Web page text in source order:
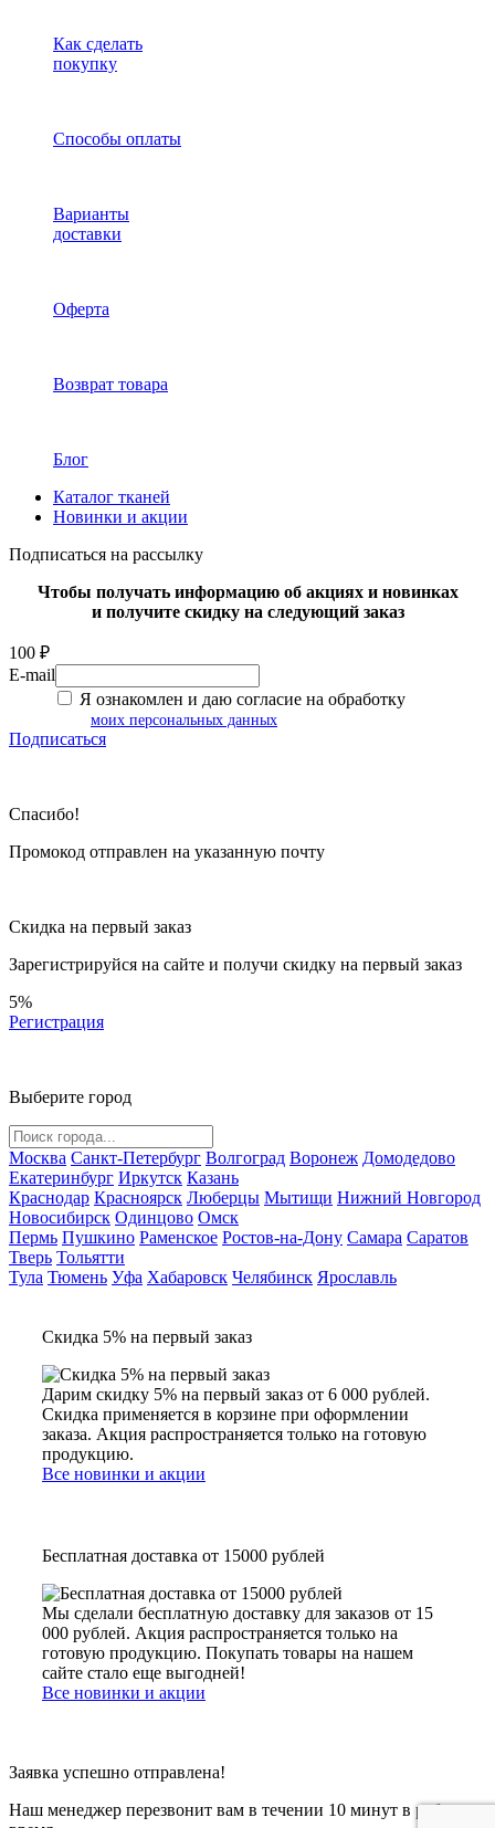
Как сделать
покупку
Способы оплаты
Варианты
доставки
Оферта
Возврат товара
Блог
Каталог тканей
Новинки и акции
Подписаться на рассылку
Чтобы получать информацию об акциях и новинках
и получите скидку на следующий заказ
100 ₽
E-mail
Я ознакомлен и даю согласие на обработку
моих персональных данных
Подписаться
Спасибо!
Промокод отправлен на указанную почту
Скидка на первый заказ
Зарегистрируйся на сайте и получи скидку на первый заказ
5%
Регистрация
Выберите город
Москва Санкт-Петербург Волгоград Воронеж Домодедово
Екатеринбург Иркутск Казань
Краснодар Красноярск Люберцы Мытищи Нижний Новгород
Новосибирск Одинцово Омск
Пермь Пушкино Раменское Ростов-на-Дону Самара Саратов
Тверь Тольятти
Тула Тюмень Уфа Хабаровск Челябинск Ярославль
Скидка 5% на первый заказ
Дарим скидку 5% на первый заказ от 6 000 рублей.
Скидка применяется в корзине при оформлении
заказа. Акция распространяется только на готовую
продукцию.
Все новинки и акции
Бесплатная доставка от 15000 рублей
Мы сделали бесплатную доставку для заказов от 15
000 рублей. Акция распространяется только на
готовую продукцию. Покупать товары на нашем
сайте стало еще выгодней!
Все новинки и акции
Заявка успешно отправлена!
Наш менеджер перезвонит вам в течении 10 минут в рабочее